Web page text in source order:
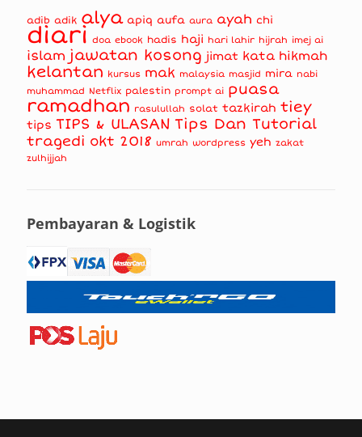
adib adik alya apiq aufa aura ayah chi
diari doa ebook hadis haji hari lahir hijrah imej ai
islam jawatan kosong jimat kata hikmah
kelantan kursus mak malaysia masjid mira nabi
muhammad Netflix palestin prompt ai puasa
ramadhan rasulullah solat tazkirah tiey
tips TIPS & ULASAN Tips Dan Tutorial
tragedi okt 2018 umrah wordpress yeh zakat
zulhijjah
Pembayaran & Logistik